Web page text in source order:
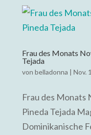
Frau des Monats
Tejada
von belladonna | Nov.
Frau des Monats
Pineda Tejada
Dominikanische